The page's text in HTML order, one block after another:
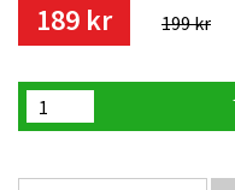
189 kr 199 kr